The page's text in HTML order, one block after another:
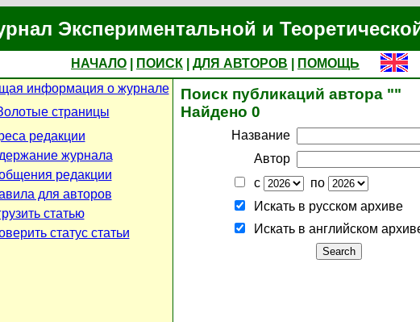
Экспериментальной и
НАЧАЛО ПОИСК ДЛЯ АВТОРОВ
ПОМОЩЬ
информация о журнале
страницы
редакции
журнала
редакции
для авторов
статью
статус статьи
Поиск публикаций автора ""
Найдено 0
Название
Автор
с
по
Искать в русском архиве
Искать в английском